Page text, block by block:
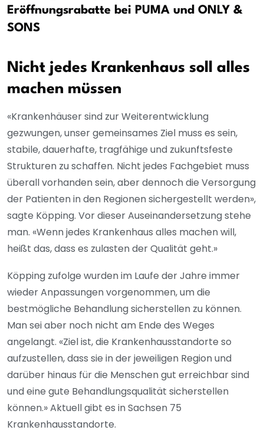
Eröffnungsrabatte bei PUMA und ONLY &
SONS
Nicht jedes Krankenhaus soll alles
machen müssen
«Krankenhäuser sind zur Weiterentwicklung
gezwungen, unser gemeinsames Ziel muss es sein,
stabile, dauerhafte, tragfähige und zukunftsfeste
Strukturen zu schaffen. Nicht jedes Fachgebiet muss
überall vorhanden sein, aber dennoch die Versorgung
der Patienten in den Regionen sichergestellt werden»,
sagte Köpping. Vor dieser Auseinandersetzung stehe
man. «Wenn jedes Krankenhaus alles machen will,
heißt das, dass es zulasten der Qualität geht.»
Köpping zufolge wurden im Laufe der Jahre immer
wieder Anpassungen vorgenommen, um die
bestmögliche Behandlung sicherstellen zu können.
Man sei aber noch nicht am Ende des Weges
angelangt. «Ziel ist, die Krankenhausstandorte so
aufzustellen, dass sie in der jeweiligen Region und
darüber hinaus für die Menschen gut erreichbar sind
und eine gute Behandlungsqualität sicherstellen
können.» Aktuell gibt es in Sachsen 75
Krankenhausstandorte.